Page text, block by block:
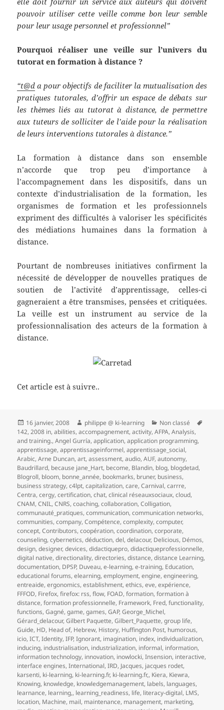
pouvoir utiliser cette veille comme bon leur semble
pour leur usage personnel et professionnel”
Pourquoi réaliser une veille sur l’univers du
tutorat en formation à distance ?
“t@d a pour objectifs de faciliter la mutualisation des
pratiques tutorales, d’offrir un espace de débats sur
les thèmes liés au tutorat à distance, de permettre
aux tuteurs de solliciter de l’aide pour la réalisation
de leurs interventions tutorales à distance.”
La formation à distance dans son ensemble
n’accorde que trop peu d’importance à
l’accompagnement dans les dispositifs, dans un
contexte d’industrialisation de la formation, les
organismes de formation et les professionnels
expriment des difficultés à valoriser les spécificités
des médiations humaines dans la formation à
distance.
Pourtant de nombreuses initiatives confirment la
nécessité de développer de nouvelles pratiques de
soutien de l’activité d’apprentissage, celles-ci
gagneraient a être transmises, pensées et critiquées.
La veille est un instrument au service de la
professionnalisation des acteurs de la formation à
distance.
Cet article est à suivre..
Publié
le
16 janvier, 2008 Auteur
philippe @ ki-learning Catégories
Non classé
142,2008 in,abilities,accompagnement,activity,AFPA,Analysis,
and training.,Angel Gurría,application,application programming,
apprentissage,apprentissageinformel,apprentissage_social,
Arabic,Arne Duncan,art,assessment,audio,AUF,autonomy,
Baudrillard, because jane_Hart, become, Blandin, blog, blogdetad,
Blogroll, bloom, bonne_année, bookmarks, bruner, business,
business strategy,c4lpt,capitalization,care,Carnival,carrre,
Centra,cergy,certification,chat,clinical réseauxsociaux,cloud,
CNAM,CNIL,CNRS,coaching,collaboration,Colligation,
communauté_pratiques,communication,communication networks,
communities,company,Compétence,complexity,computer,
concept,Contributors,coopération,coordination,corporate,
counseling,cybernetics,déduction,del,delacour, Delicious, Démos,
design,designer,devices,didactiquepro,didactiqueprofessionnelle,
digital native,directionality,directories,distance,distance Learning,
documentation, DPSP, Duveau,e-learning,e-training, Education,
educational forums,elearning,employment,engine,engineering,
entreaide,ergonomics,establishment,ethics,eve,expérience,
FFFOD, Firefox,firefox: rss,flow, FOAD,formation,formation à
distance,formation professionnelle, Framework, Fred,functionality,
functions,Gagné,game,games,GAP,George_Michel,
Gérard_delacour,Gilbert Paquette,Gilbert_Paquette,group life,
Guide, HD, Head of, Hebrew, History, Huffington Post, humorous,
icio,ICT,Identity,IFP,Ignorant, imagination, index, individualization,
inducing, industrialisation, industrialization, informal, information,
information technology, innovation, inowlocki,Insension, interactive,
interface engines,International,IRD, Jacques, jacques rodet,
karsenti, ki-learning, ki-learning.fr, ki-learning.fr,, Kiera, Kiewra,
Knowing, knowledge, knowledgemanagement, labels, languages,
learnance, learning,, learning_readiness, life, literacy-digital, LMS,
location, Machine, mail, maintenance, management, marketing,